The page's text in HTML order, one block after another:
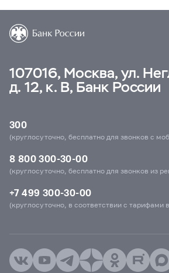
107016, Москва, ул.
д. 12, к. В, Банк России
300
(круглосуточно, бесплатно для звонков с
8 800 300-30-00
(круглосуточно, бесплатно для звонков из
+7 499 300-30-00
(круглосуточно, в соответствии с тарифами